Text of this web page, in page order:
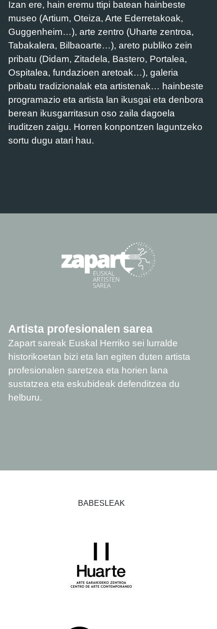
Izan ere, hain eremu ttipi batean hainbeste
museo (Artium, Oteiza, Arte Ederretakoak,
Guggenheim…), arte zentro (Uharte zentroa,
Tabakalera, Bilbaoarte…), areto publiko zein
pribatu (Didam, Zitadela, Bastero, Portalea,
Ospitalea, fundazioen aretoak…), galeria
pribatu tradizionalak eta artistenak… hainbeste
programazio eta artista lan ikusgai eta denbora
berean ikusgarritasun oso zaila dagoela
iruditzen zaigu. Horren konpontzen laguntzeko
sortu dugu atari hau.
Artista profesionalen sarea
Zapart sareak Euskal Herriko sei lurralde
historikoetan bizi eta lan egiten duten artista
profesionalen saretzea eta horien lana
sustatzea eta eskubideak defenditzea du
helburu.
BABESLEAK